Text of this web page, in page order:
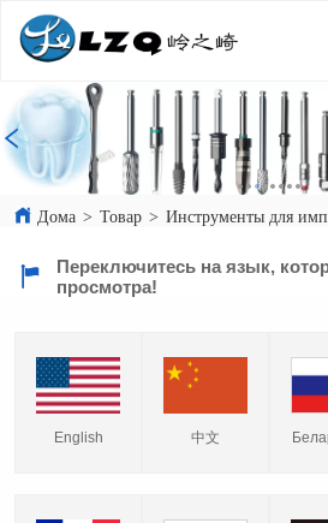
Дома > Товар > Инструменты для
Переключитесь на язык,
просмотра!
English 中文